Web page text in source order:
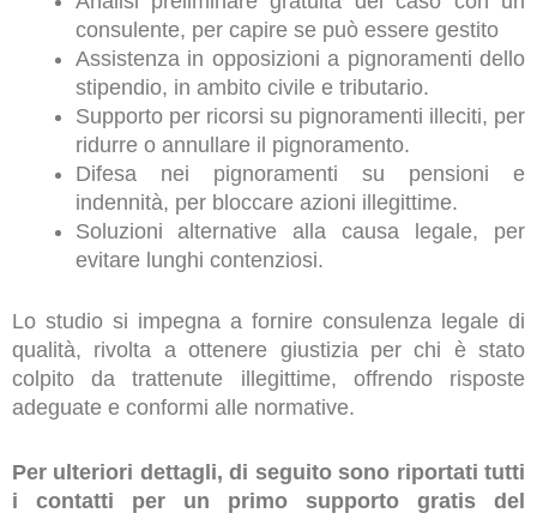
consulente, per capire se può essere gestito
Assistenza in opposizioni a pignoramenti dello
stipendio, in ambito civile e tributario.
Supporto per ricorsi su pignoramenti illeciti, per
ridurre o annullare il pignoramento.
Difesa nei pignoramenti su pensioni e
indennità, per bloccare azioni illegittime.
Soluzioni alternative alla causa legale, per
evitare lunghi contenziosi.
Lo studio si impegna a fornire consulenza legale di
qualità, rivolta a ottenere giustizia per chi è stato
colpito da trattenute illegittime, offrendo risposte
adeguate e conformi alle normative.
Per ulteriori dettagli, di seguito sono riportati tutti
i contatti per un primo supporto gratis del